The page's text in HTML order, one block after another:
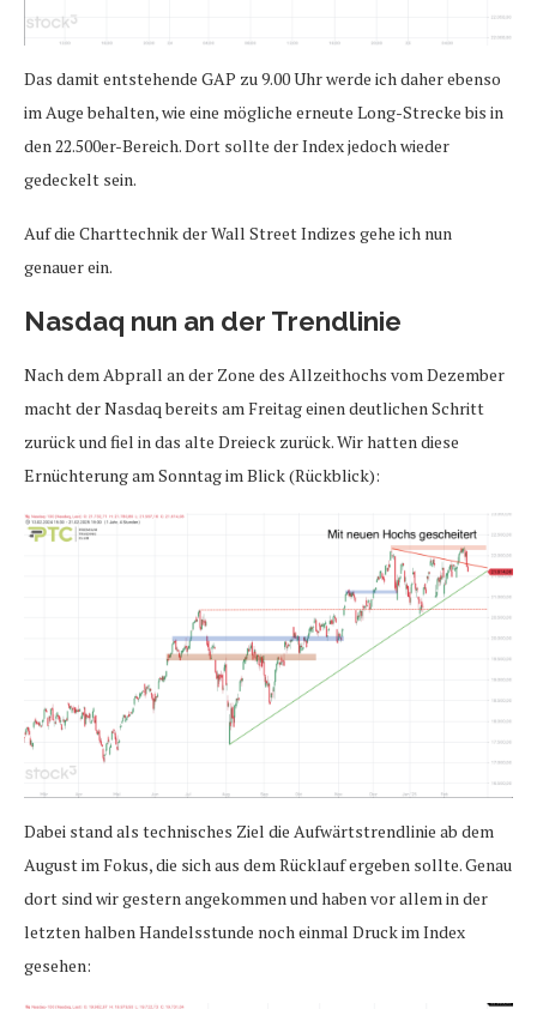
Das damit entstehende GAP zu 9.00 Uhr werde ich daher ebenso
im Auge behalten, wie eine mögliche erneute Long-Strecke bis in
den 22.500er-Bereich. Dort sollte der Index jedoch wieder
gedeckelt sein.
Auf die Charttechnik der Wall Street Indizes gehe ich nun
genauer ein.
Nasdaq nun an der Trendlinie
Nach dem Abprall an der Zone des Allzeithochs vom Dezember
macht der Nasdaq bereits am Freitag einen deutlichen Schritt
zurück und fiel in das alte Dreieck zurück. Wir hatten diese
Ernüchterung am Sonntag im Blick (Rückblick):
Dabei stand als technisches Ziel die Aufwärtstrendlinie ab dem
August im Fokus, die sich aus dem Rücklauf ergeben sollte. Genau
dort sind wir gestern angekommen und haben vor allem in der
letzten halben Handelsstunde noch einmal Druck im Index
gesehen: